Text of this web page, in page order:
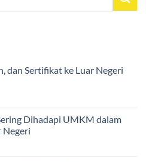
dan Sertifikat ke Luar Negeri
Dihadapi UMKM dalam
Negeri